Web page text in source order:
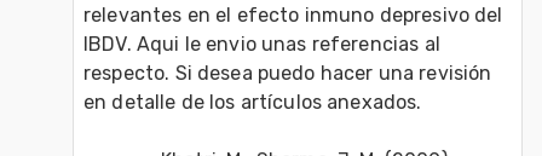
relevantes en el efecto inmuno depresivo del
IBDV. Aqui le envio unas referencias al
respecto. Si desea puedo hacer una revisión
en detalle de los artículos anexados.